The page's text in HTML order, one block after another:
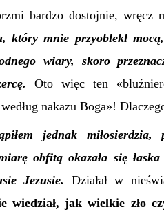
bardzo dostojnie, wręcz
który mnie przyoblekł
wiary, skoro
Oto więc ten
nakazu Boga»!
jednak miłosierdzia,
obfitą okazała się
Jezusie.
Działał w
wiedział, jak wielkie zło